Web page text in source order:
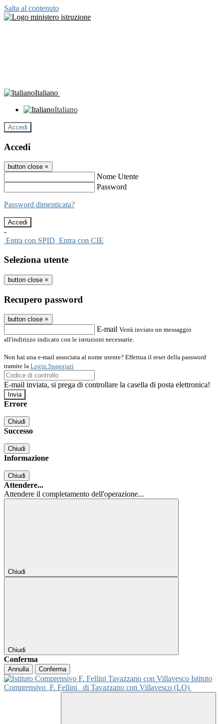
Salta al contenuto
Italiano
Italiano
Accedi
Accedi
button close ×
Nome Utente
Password
Password dimenticata?
-
Entra con SPID Entra con CIE
Seleziona utente
button close ×
Recupero password
button close ×
E-mail Verrà inviato un messaggio
all'indirizzo indicato con le istruzioni necessarie.
Non hai una e-mail associata al nome utente? Effettua il reset della password
tramite la Login Spaggiari
E-mail inviata, si prega di controllare la casella di posta elettronica!
Errore
Chiudi
Successo
Chiudi
Informazione
Chiudi
Attendere...
Attendere il completamento dell'operazione...
Chiudi
Chiudi
Conferma
Annulla Conferma
Istituto
Comprensivo F. Fellini di Tavazzano con Villavesco (LO)